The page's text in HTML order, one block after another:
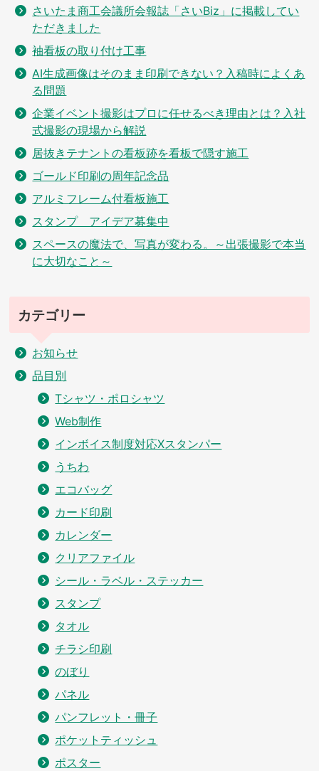
さいたま商工会議所会報誌「さいBiz」に掲載してい
ただきました
袖看板の取り付け工事
AI生成画像はそのまま印刷できない？入稿時によくあ
る問題
企業イベント撮影はプロに任せるべき理由とは？入社
式撮影の現場から解説
居抜きテナントの看板跡を看板で隠す施工
ゴールド印刷の周年記念品
アルミフレーム付看板施工
スタンプ アイデア募集中
スペースの魔法で、写真が変わる。～出張撮影で本当
に大切なこと～
カテゴリー
お知らせ
品目別
Tシャツ・ポロシャツ
Web制作
インボイス制度対応Xスタンパー
うちわ
エコバッグ
カード印刷
カレンダー
クリアファイル
シール・ラベル・ステッカー
スタンプ
タオル
チラシ印刷
のぼり
パネル
パンフレット・冊子
ポケットティッシュ
ポスター